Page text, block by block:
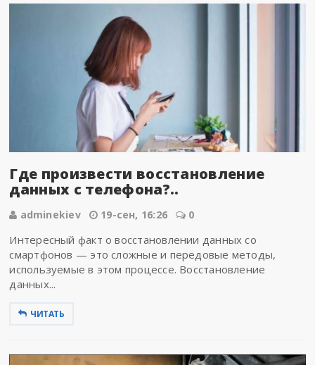
Где произвести восстановление
данных с телефона?..
adminekiev 19-сен, 16:26 0
Интересный факт о восстановлении данных со
смартфонов — это сложные и передовые методы,
используемые в этом процессе. Восстановление
данных...
ЧИТАТЬ